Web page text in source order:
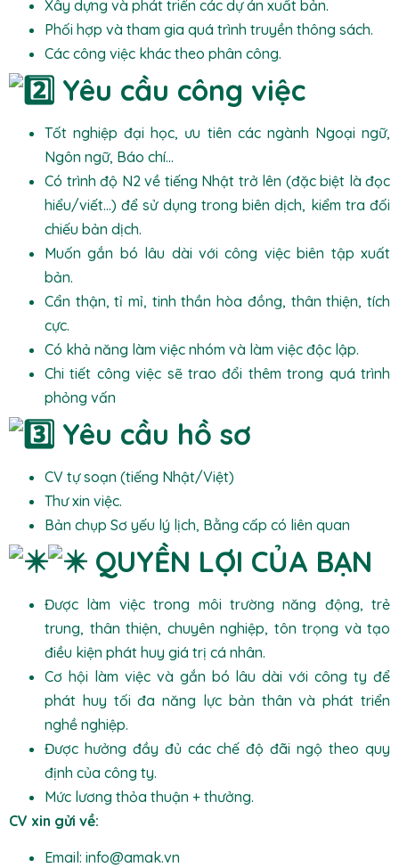
Xây dựng và phát triển các dự án xuất bản.
Phối hợp và tham gia quá trình truyền thông sách.
Các công việc khác theo phân công.
Yêu cầu công việc
Tốt nghiệp đại học, ưu tiên các ngành Ngoại ngữ,
Ngôn ngữ, Báo chí…
Có trình độ N2 về tiếng Nhật trở lên (đặc biệt là đọc
hiểu/viết…) để sử dụng trong biên dịch, kiểm tra đối
chiếu bản dịch.
Muốn gắn bó lâu dài với công việc biên tập xuất
bản.
Cẩn thận, tỉ mỉ, tinh thần hòa đồng, thân thiện, tích
cực.
Có khả năng làm việc nhóm và làm việc độc lập.
Chi tiết công việc sẽ trao đổi thêm trong quá trình
phỏng vấn
Yêu cầu hồ sơ
CV tự soạn (tiếng Nhật/Việt)
Thư xin việc.
Bản chụp Sơ yếu lý lịch, Bằng cấp có liên quan
QUYỀN LỢI CỦA BẠN
Được làm việc trong môi trường năng động, trẻ
trung, thân thiện, chuyên nghiệp, tôn trọng và tạo
điều kiện phát huy giá trị cá nhân.
Cơ hội làm việc và gắn bó lâu dài với công ty để
phát huy tối đa năng lực bản thân và phát triển
nghề nghiệp.
Được hưởng đầy đủ các chế độ đãi ngộ theo quy
định của công ty.
Mức lương thỏa thuận + thưởng.
CV xin gửi về:
Email: info@amak.vn